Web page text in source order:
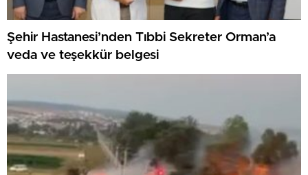
Şehir Hastanesi’nden Tıbbi Sekreter Orman’a
veda ve teşekkür belgesi